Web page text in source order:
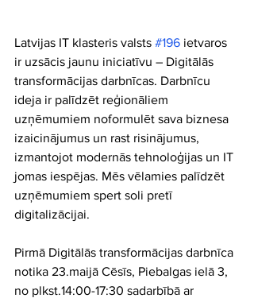
Latvijas IT klasteris valsts #196 ietvaros
ir uzsācis jaunu iniciatīvu – Digitālās
transformācijas darbnīcas. Darbnīcu
ideja ir palīdzēt reģionāliem
uzņēmumiem noformulēt sava biznesa
izaicinājumus un rast risinājumus,
izmantojot modernās tehnoloģijas un IT
jomas iespējas. Mēs vēlamies palīdzēt
uzņēmumiem spert soli pretī
digitalizācijai.
Pirmā Digitālās transformācijas darbnīca
notika 23.maijā Cēsīs, Piebalgas ielā 3,
no plkst.14:00-17:30 sadarbībā ar